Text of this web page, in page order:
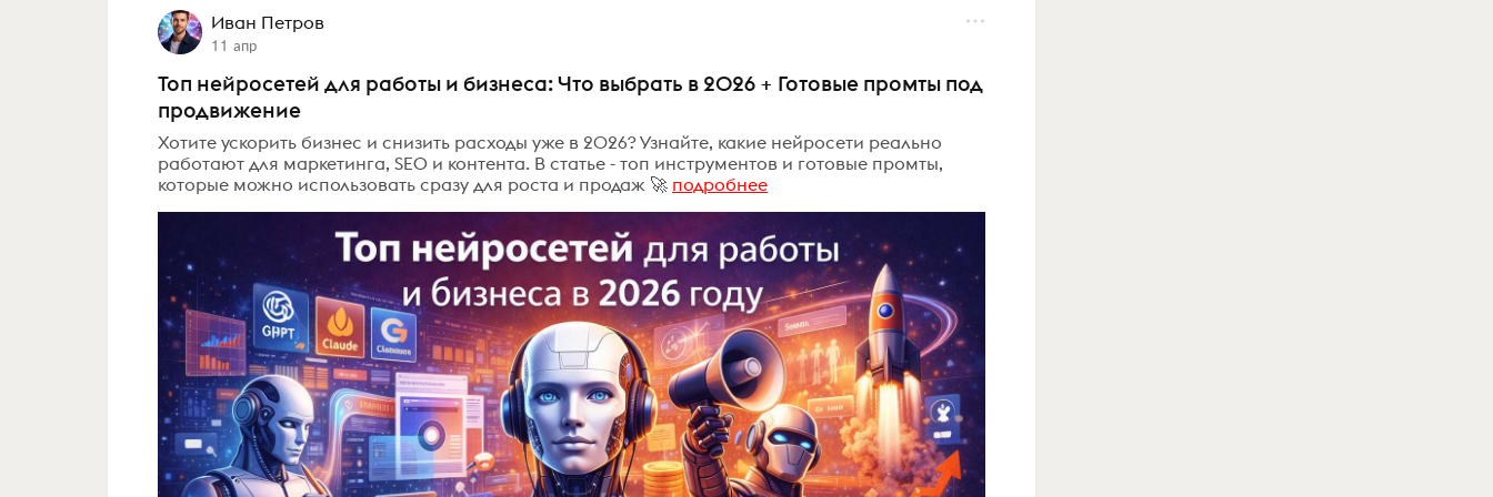
Иван Петров
11 апр
Топ нейросетей для работы и бизнеса: Что выбрать в 2026 + Готовые промты под
продвижение
Хотите ускорить бизнес и снизить расходы уже в 2026? Узнайте, какие нейросети реально
работают для маркетинга, SEO и контента. В статье - топ инструментов и готовые промты,
которые можно использовать сразу для роста и продаж 🚀 подробнее